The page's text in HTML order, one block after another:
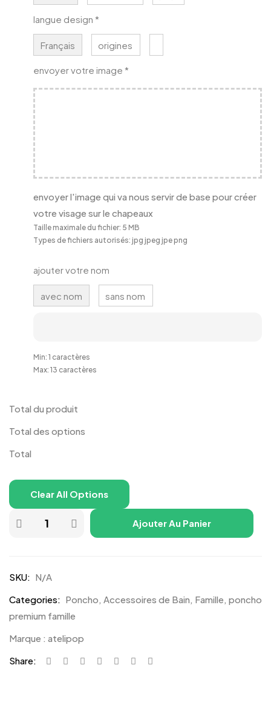
langue design *
Français origines
envoyer votre image *
envoyer l'image qui va nous servir de base pour créer
votre visage sur le chapeaux
Taille maximale du fichier: 5 MB
Types de fichiers autorisés: jpg jpeg jpe png
ajouter votre nom
avec nom sans nom
Min: 1 caractères
Max: 13 caractères
Total du produit
Total des options
Total
Clear All Options
Ajouter Au Panier
SKU: N/A
Categories: Poncho, Accessoires de Bain, Famille, poncho
premium famille
Marque : atelipop
Share: